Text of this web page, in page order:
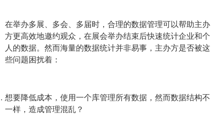
在举办多展、多会、多届时，合理的数据管理可以帮助主办
方更高效地邀约观众，在展会举办结束后快速统计企业和个
人的数据。然而海量的数据统计并非易事，主办方是否被这
些问题困扰着：
想要降低成本，使用一个库管理所有数据，然而数据结构不
一样，造成管理混乱？